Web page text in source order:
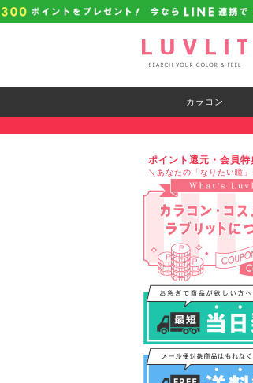
カラコン
ポイント還元・会員
＼あなたの「なりたい瞳